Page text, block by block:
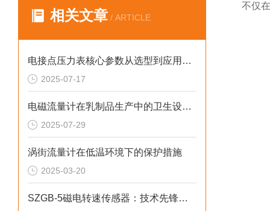
相关文章 / ARTICLE
电接点压力表核心参数从选型到应用的系统化指南
2025-07-17
电磁流量计在乳制品生产中的卫生设计与应用
2025-07-29
涡街流量计在低温环境下的保护措施
2025-03-20
SZGB-5磁电转速传感器：技术先锋，驱动工业发展
不仅